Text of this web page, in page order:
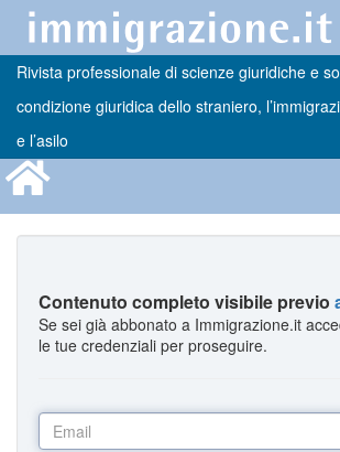
Rivista professionale di scienze giuridiche e
condizione giuridica dello straniero,
e l’asilo
Contenuto completo visibile previo
Se sei già abbonato a Immigrazione.it
le tue credenziali per proseguire.